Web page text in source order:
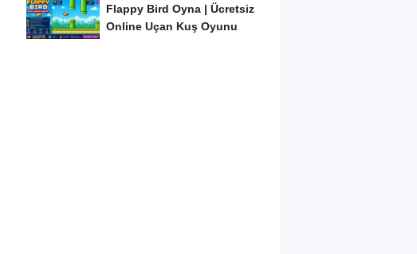
Flappy Bird Oyna | Ücretsiz
Online Uçan Kuş Oyunu